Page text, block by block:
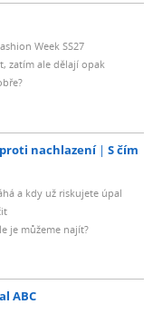
Week SS27
zatím ale dělají opak
nachlazení
S čím
a kdy už riskujete úpal
je můžeme najít?
ABC